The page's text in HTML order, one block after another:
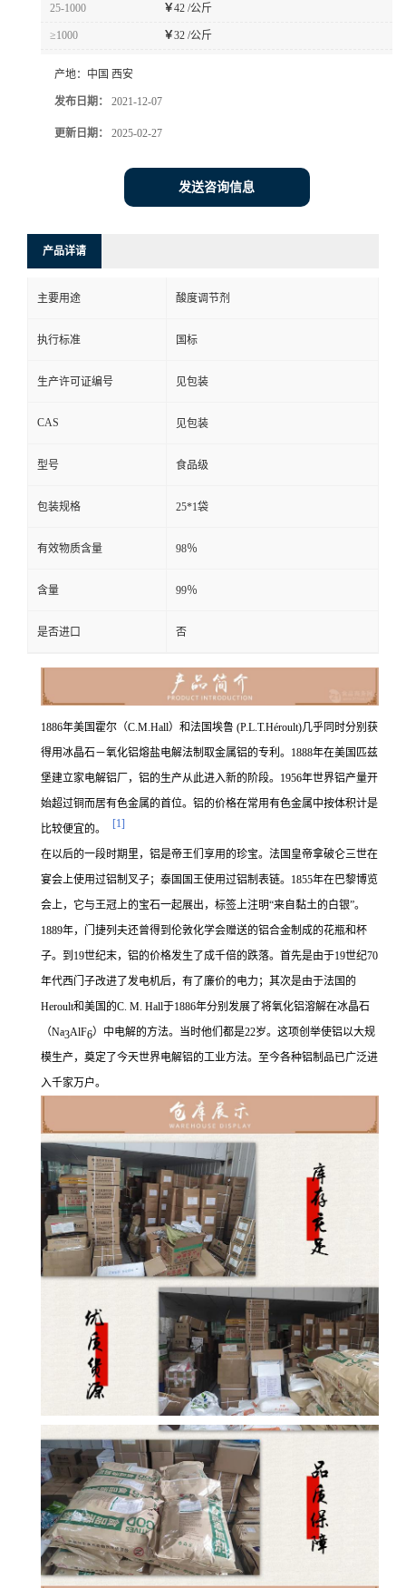
25-1000 ￥42 /公斤
≥1000 ￥32 /公斤
产地： 中国 西安
发布日期： 2021-12-07
更新日期： 2025-02-27
发送咨询信息
产品详请
主要用途 酸度调节剂
执行标准 国标
生产许可证编号 见包装
CAS 见包装
型号 食品级
包装规格 25*1袋
有效物质含量 98％
含量 99％
是否进口 否
1886年美国霍尔（C.M.Hall）和法国埃鲁 (P.L.T.Héroult)几乎同时分别获
得用冰晶石－氧化铝熔盐电解法制取金属铝的专利。1888年在美国匹兹
堡建立家电解铝厂，铝的生产从此进入新的阶段。1956年世界铝产量开
始超过铜而居有色金属的首位。铝的价格在常用有色金属中按体积计是
比较便宜的。
[1]
在以后的一段时期里，铝是帝王们享用的珍宝。法国皇帝拿破仑三世在
宴会上使用过铝制叉子；泰国国王使用过铝制表链。1855年在巴黎博览
会上，它与王冠上的宝石一起展出，标签上注明“来自黏土的白银”。
1889年，门捷列夫还曾得到伦敦化学会赠送的铝合金制成的花瓶和杯
子。到19世纪末，铝的价格发生了成千倍的跌落。首先是由于19世纪70
年代西门子改进了发电机后，有了廉价的电力；其次是由于法国的
Heroult和美国的C. M. Hall于1886年分别发展了将氧化铝溶解在冰晶石
（Na3AlF6）中电解的方法。当时他们都是22岁。这项创举使铝以大规
模生产，奠定了今天世界电解铝的工业方法。至今各种铝制品已广泛进
入千家万户。